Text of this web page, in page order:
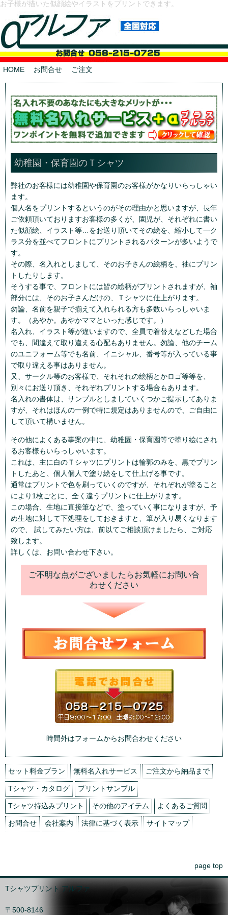
お子様が描いた似顔絵やイラストをプリントできます。
HOME お問合せ ご注文
幼稚園・保育園のＴシャツ
弊社のお客様には幼稚園や保育園のお客様がかなりいらっしゃい
ます。
個人名をプリントするというのがその理由かと思いますが、長年
ご依頼頂いておりますお客様の多くが、園児が、それぞれに書い
た似顔絵、イラスト等…をお送り頂いてその絵を、縮小して一ク
ラス分を並べてフロントにプリントされるパターンが多いようで
す。
その際、名入れとしまして、そのお子さんの絵柄を、袖にプリン
トしたりします。
そうする事で、フロントには皆の絵柄がプリントされますが、袖
部分には、そのお子さんだけの、Ｔシャツに仕上がります。
勿論、名前を親子で揃えて入れられる方も多数いらっしゃいま
す。（あやか。あやかママといった感じです。）
名入れ、イラスト等が違いますので、全員で着替えなどした場合
でも、間違えて取り違える心配もありません。勿論、他のチーム
のユニフォーム等でも名前、イニシャル、番号等が入っている事
で取り違える事はありません。
又、サークル等のお客様で、それそれの絵柄とかロゴ等等を、
別々にお送り頂き、それぞれプリントする場合もあります。
名入れの書体は、サンプルとしましていくつかご提示してありま
すが、それはほんの一例で特に規定はありませんので、ご自由に
して頂いて構いません。
その他によくある事案の中に、幼稚園・保育園等で塗り絵にされ
るお客様もいらっしゃいます。
これは、主に白のＴシャツにプリントは輪郭のみを、黒でプリン
トしたあと、個人個人で塗り絵をして仕上げる事です。
通常はプリントで色を刷っていくのですが、それぞれが塗ること
により1枚ごとに、全く違うプリントに仕上がります。
この場合、生地に直接筆などで、塗っていく事になりますが、予
め生地に対して下処理をしておきますと、筆が入り易くなります
ので、 試してみたい方は、前以てご相談頂けましたら、ご対応
致します。
詳しくは、お問い合わせ下さい。
ご不明な点がございましたらお気軽にお問い合
わせください
時間外はフォームからお問合わせください
セット料金プラン 無料名入れサービス ご注文から納品まで
Tシャツ・カタログ プリントサンプル
Tシャツ持込みプリント その他のアイテム よくあるご質問
お問合せ 会社案内 法律に基づく表示 サイトマップ
page top
Tシャツプリント アルファ
〒500-8146